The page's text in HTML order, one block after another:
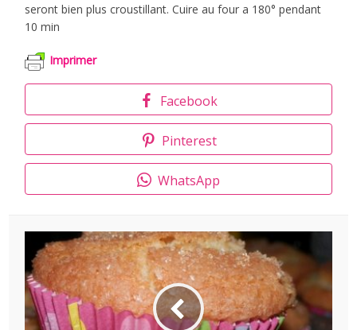
seront bien plus croustillant. Cuire au four a 180° pendant
10 min
Imprimer
Facebook
Pinterest
WhatsApp